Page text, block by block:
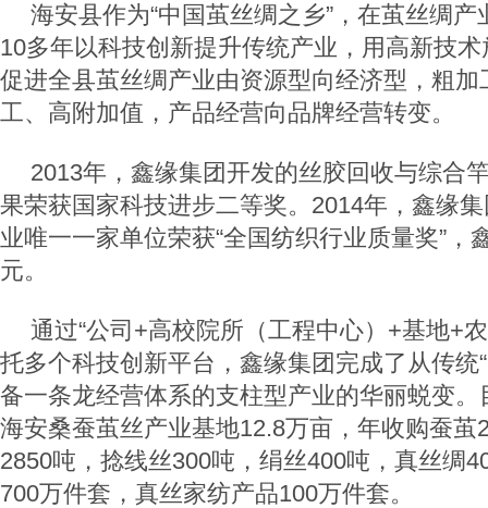
海安县作为“中国茧丝绸之乡”，在茧丝绸
10多年以科技创新提升传统产业，用高新技
促进全县茧丝绸产业由资源型向经济型，粗
工、高附加值，产品经营向品牌经营转变。
2013年，鑫缘集团开发的丝胶回收与综合
果荣获国家科技进步二等奖。 2014年，鑫缘
业唯一一家单位荣获“全国纺织行业质量奖”，
元。
通过“公司 +高校院所（工程中心） +基地+
托多个科技创新平台，鑫缘集团完成了从传统
备一条龙经营体系的支柱型产业的华丽蜕变
海安桑蚕茧丝产业基地12.8万亩，年收购蚕茧
2850吨，捻线丝300吨，绢丝400吨，真丝绸
700万件套，真丝家纺产品100万件套。